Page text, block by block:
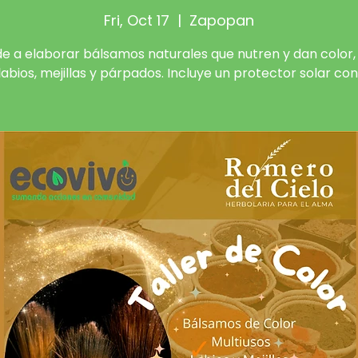
Fri, Oct 17
  |
Zapopan
a elaborar bálsamos naturales que nutren y dan color,
mejillas y párpados. Incluye un protector solar